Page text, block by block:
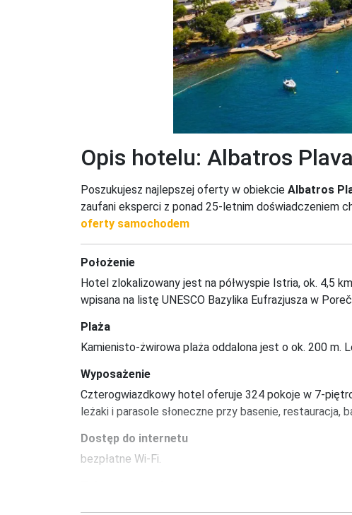
Opis hotelu: Albatros
Poszukujesz najlepszej oferty w obiekcie Albatros
zaufani eksperci z ponad 25-letnim doświadczeniem
oferty samochodem
Położenie
Hotel zlokalizowany jest na półwyspie Istria, ok. 4,5
wpisana na listę UNESCO Bazylika Eufrazjusza w
Plaża
Kamienisto-żwirowa plaża oddalona jest o ok. 200 m.
Wyposażenie
Czterogwiazdkowy hotel oferuje 324 pokoje w 7-
leżaki i parasole słoneczne przy basenie, restauracja,
Dostęp do internetu
bezpłatne Wi-Fi.